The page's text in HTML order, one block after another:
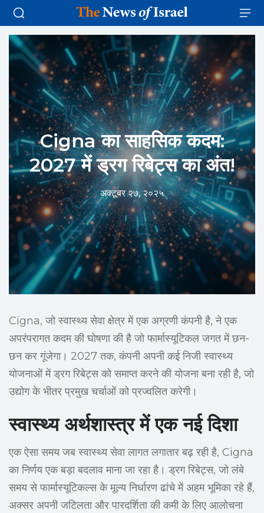
Cigna का साहसिक कदम:
2027 में ड्रग रिबेट्स का अंत!
अक्टूबर २७, २०२५
Cigna, जो स्वास्थ्य सेवा क्षेत्र में एक अग्रणी कंपनी है, ने एक
अपरंपरागत कदम की घोषणा की है जो फार्मास्यूटिकल जगत में छन-
छन कर गूंजेगा। 2027 तक, कंपनी अपनी कई निजी स्वास्थ्य
योजनाओं में ड्रग रिबेट्स को समाप्त करने की योजना बना रही है, जो
उद्योग के भीतर प्रमुख चर्चाओं को प्रज्वलित करेगी।
स्वास्थ्य अर्थशास्त्र में एक नई दिशा
एक ऐसा समय जब स्वास्थ्य सेवा लागत लगातार बढ़ रही है, Cigna
का निर्णय एक बड़ा बदलाव माना जा रहा है। ड्रग रिबेट्स, जो लंबे
समय से फार्मास्यूटिकल्स के मूल्य निर्धारण ढांचे में अहम भूमिका रहे हैं,
अक्सर अपनी जटिलता और पारदर्शिता की कमी के लिए आलोचना